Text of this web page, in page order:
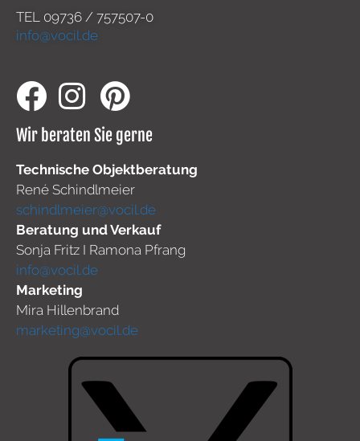
TEL 09736 / 757507-0
info@vocil.de
Wir beraten Sie gerne
Technische Objektberatung
René Schindlmeier
schindlmeier@vocil.de
Beratung und Verkauf
Sonja Fritz I Ramona Pfrang
info@vocil.de
Marketing
Mira Hillenbrand
marketing@vocil.de